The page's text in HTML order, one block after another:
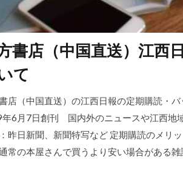
書店（中国直送）江西
て
店（中国直送）の江西日報の定期購読・
6月7日創刊 国内外のニュースや江西地
昨日新聞、新聞特写など 定期購読のメリ
常の本屋さんで買うより安い場合がある